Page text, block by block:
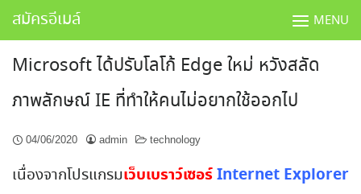
สมัครอีเมล์ MENU
Microsoft ได้ปรับโลโก้ Edge ใหม่ หวังสลัด
ภาพลักษณ์ IE ที่ทำให้คนไม่อยากใช้ออกไป
04/06/2020 admin technology
เนื่องจากโปรแกรมเว็บเบราว์เซอร์Internet Explorer